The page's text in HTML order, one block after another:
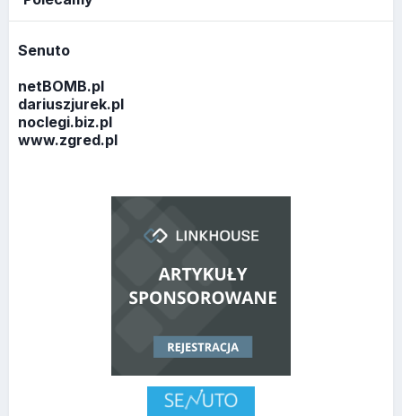
Senuto
netBOMB.pl
dariuszjurek.pl
noclegi.biz.pl
www.zgred.pl